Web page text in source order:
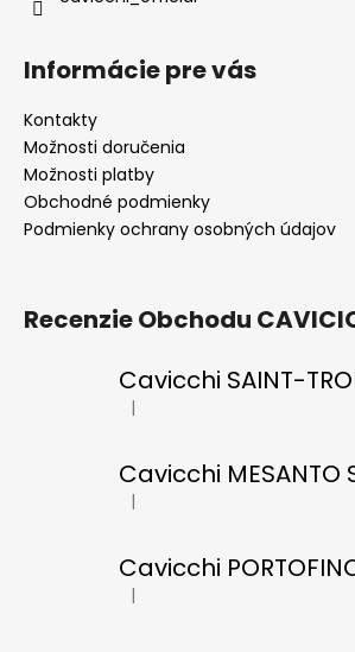
Informácie pre vás
Kontakty
Možnosti doručenia
Možnosti platby
Obchodné podmienky
Podmienky ochrany osobných údajov
Recenzie Obchodu
Hodnotenie produktu je 5 z 5
|
Hodnotenie produktu je 5 z 5
|
Hodnotenie produktu je 5 z 5
|